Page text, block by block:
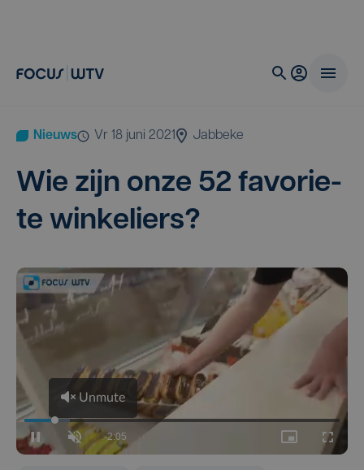
Nieuws vr 18 juni 2021 Jabbeke
Wie zijn onze 52 favo­rie­
te winkeliers?